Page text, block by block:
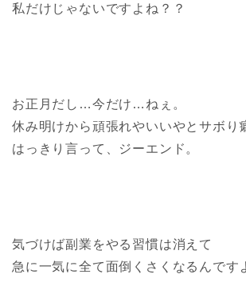
私だけじゃないですよね？？
お正月だし…今だけ…ねぇ。
休み明けから頑張れやいいやとサボり
はっきり言って、ジーエンド。
気づけば副業をやる習慣は消えて
急に一気に全て面倒くさくなるんです